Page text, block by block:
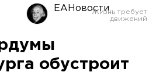
ЕАНовости
обустроит